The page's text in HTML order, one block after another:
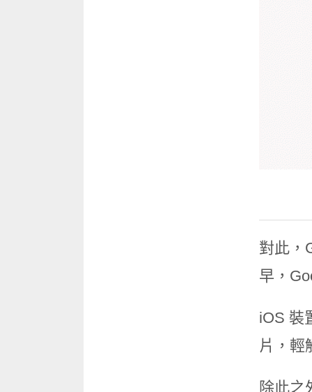
對此，
早，
iOS 裝
片，輕
除此之